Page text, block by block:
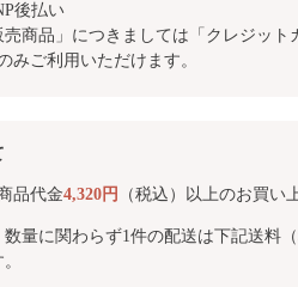
後払い
商品」につきましては「クレジット
みご利用いただけます。
品代金4,320円 （税込）以上のお買い
量に関わらず1件の配送は下記送料